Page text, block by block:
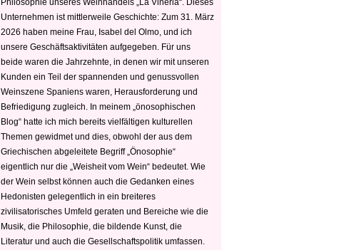
Unternehmen ist mittlerweile Geschichte: Zum 31. März
2026 haben meine Frau, Isabel del Olmo, und ich
unsere Geschäftsaktivitäten aufgegeben. Für uns
beide waren die Jahrzehnte, in denen wir mit unseren
Kunden ein Teil der spannenden und genussvollen
Weinszene Spaniens waren, Herausforderung und
Befriedigung zugleich. In meinem „önosophischen
Blog“ hatte ich mich bereits vielfältigen kulturellen
Themen gewidmet und dies, obwohl der aus dem
Griechischen abgeleitete Begriff „Önosophie“
eigentlich nur die „Weisheit vom Wein“ bedeutet. Wie
der Wein selbst können auch die Gedanken eines
Hedonisten gelegentlich in ein breiteres
zivilisatorisches Umfeld geraten und Bereiche wie die
Musik, die Philosophie, die bildende Kunst, die
Literatur und auch die Gesellschaftspolitik umfassen.